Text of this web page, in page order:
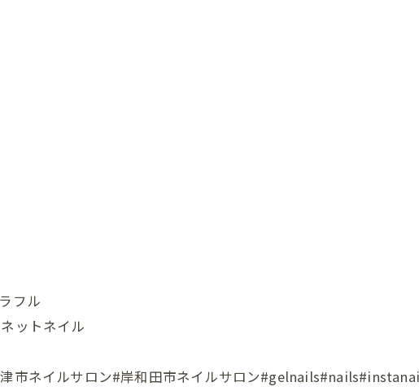
フル
ットネイル
市ネイルサロン#岸和田市ネイルサロン